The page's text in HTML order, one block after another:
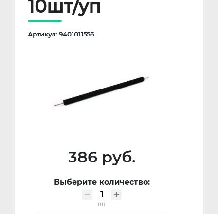
10шт/уп
Артикул: 9401011556
386 руб.
Выберите количество:
шт